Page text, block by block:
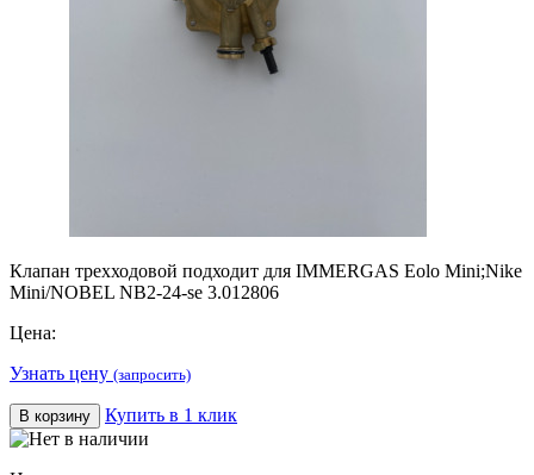
Клапан трехходовой подходит для IMMERGAS Eolo Mini;Nike
Mini/NOBEL NB2-24-se 3.012806
Цена:
Узнать цену (запросить)
В корзину Купить в 1 клик